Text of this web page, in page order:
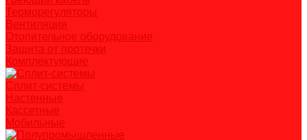
Терморегуляторы
Вентиляция
Отопительное оборудование
Защита от протечки
Комплектующие
Сплит-системы
Настенные
Кассетные
Мобильные